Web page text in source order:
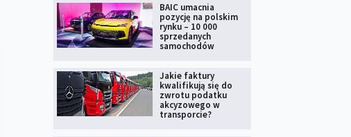
BAIC umacnia
pozycję na polskim
rynku – 10 000
sprzedanych
samochodów
Jakie faktury
kwalifikują się do
zwrotu podatku
akcyzowego w
transporcie?